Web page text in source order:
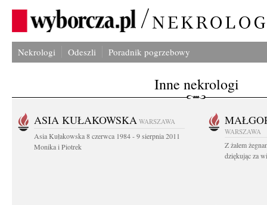
Nekrologi Odeszli Poradnik pogrzebowy
Inne nekrologi
ASIA KUŁAKOWSKA WARSZAWA
Asia Kułakowska 8 czerwca 1984 - 9 sierpnia 2011
Monika i Piotrek
WARSZAWA
Z żalem
dziękując za